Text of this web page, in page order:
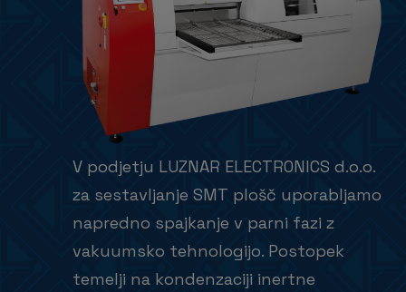
V podjetju LUZNAR ELECTRONICS d.o.o.
za sestavljanje SMT plošč uporabljamo
napredno spajkanje v parni fazi z
vakuumsko tehnologijo. Postopek
temelji na kondenzaciji inertne